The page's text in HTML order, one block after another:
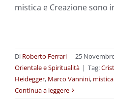
mistica e Creazione sono
Di Roberto Ferrari | 25
Orientale e Spiritualità | Tag:
Heidegger, Marco Vannini, mistica
Continua a leggere